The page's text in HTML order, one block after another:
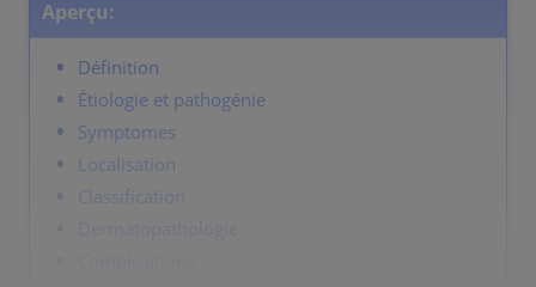
Aperçu:
Définition
Étiologie et pathogénie
Symptomes
Localisation